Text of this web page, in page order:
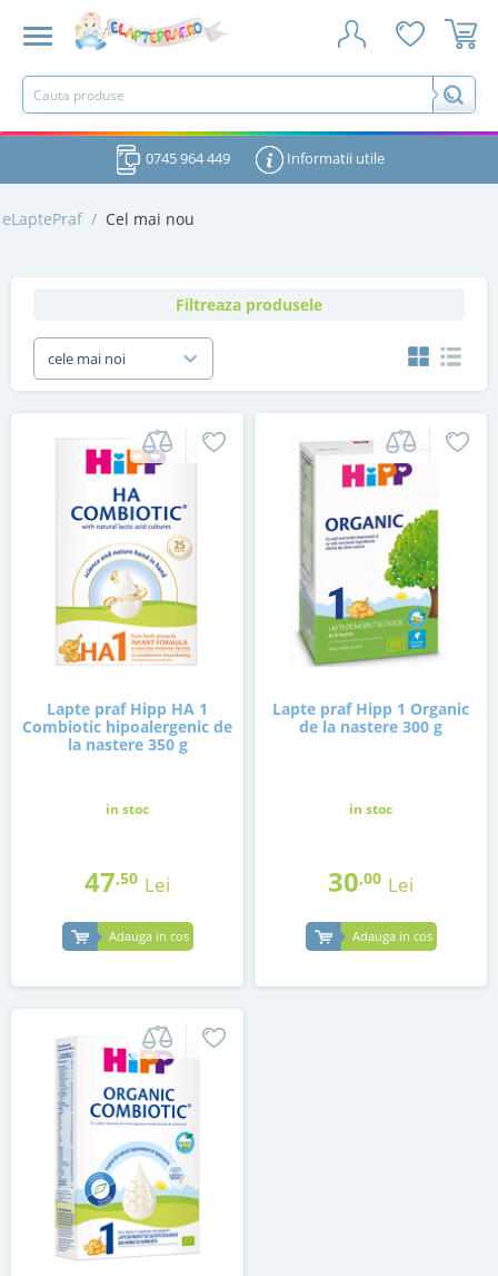
0745 964 449 Informatii utile
eLaptePraf / Cel mai nou
Filtreaza produsele
cele mai noi
Lapte praf Hipp HA 1
Combiotic hipoalergenic de
la nastere 350 g
in stoc
47,50 Lei
Adauga in cos
Lapte praf Hipp 1 Organic
de la nastere 300 g
in stoc
30,00 Lei
Adauga in cos